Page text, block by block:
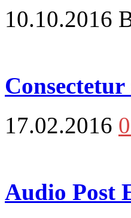
10.10.2016
17.02.2016
Audio Post